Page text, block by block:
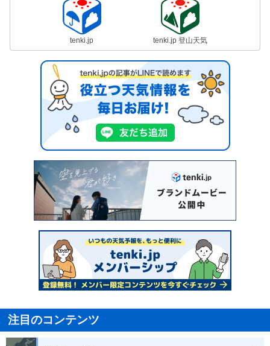
tenki.jp tenki.jp 登山天気
注目のコンテンツ